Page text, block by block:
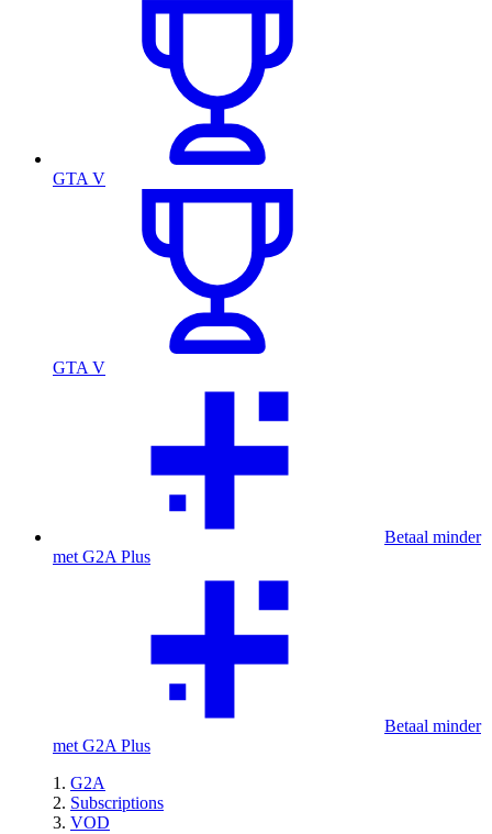
GTA V
GTA V
Betaal minder
met G2A Plus
Betaal minder
met G2A Plus
G2A
Subscriptions
VOD